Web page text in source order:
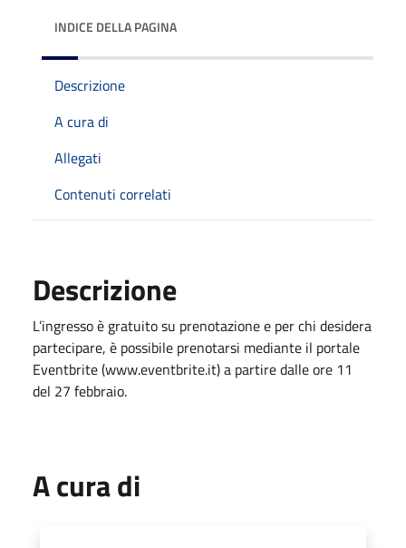
INDICE DELLA PAGINA
Descrizione
A cura di
Allegati
Contenuti correlati
Descrizione
L’ingresso è gratuito su prenotazione e per chi desidera
partecipare, è possibile prenotarsi mediante il portale
Eventbrite (www.eventbrite.it) a partire dalle ore 11
del 27 febbraio.
A cura di